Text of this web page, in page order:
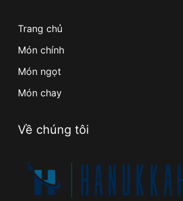
Trang chủ
Món chính
Món ngọt
Món chay
Về chúng tôi